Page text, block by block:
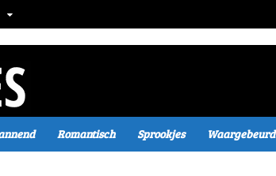
Romantisch Sprookjes Waargebeurd